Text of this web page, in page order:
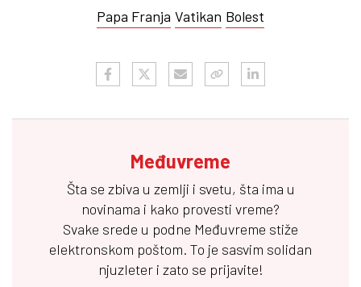
Papa Franja Vatikan Bolest
Međuvreme
Šta se zbiva u zemlji i svetu, šta ima u
novinama i kako provesti vreme?
Svake srede u podne Međuvreme stiže
elektronskom poštom. To je sasvim solidan
njuzleter i zato se prijavite!